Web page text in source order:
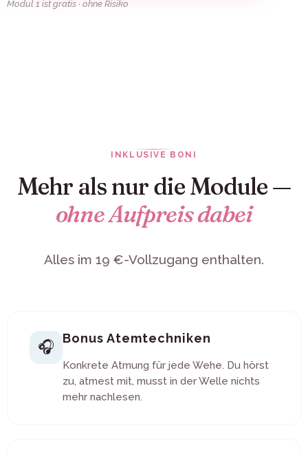
Modul 1 ist gratis · ohne Risiko
INKLUSIVE BONI
Mehr als nur die Module —
ohne Aufpreis dabei
Alles im 19 €-Vollzugang enthalten.
🎧 Bonus Atemtechniken
Konkrete Atmung für jede Wehe. Du hörst
zu, atmest mit, musst in der Welle nichts
mehr nachlesen.